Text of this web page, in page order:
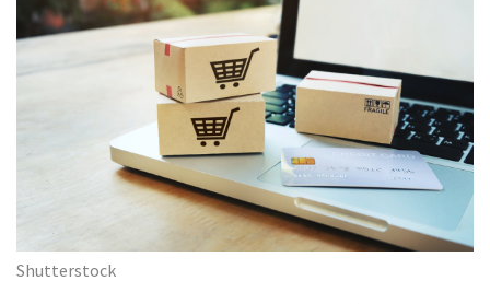
Shutterstock